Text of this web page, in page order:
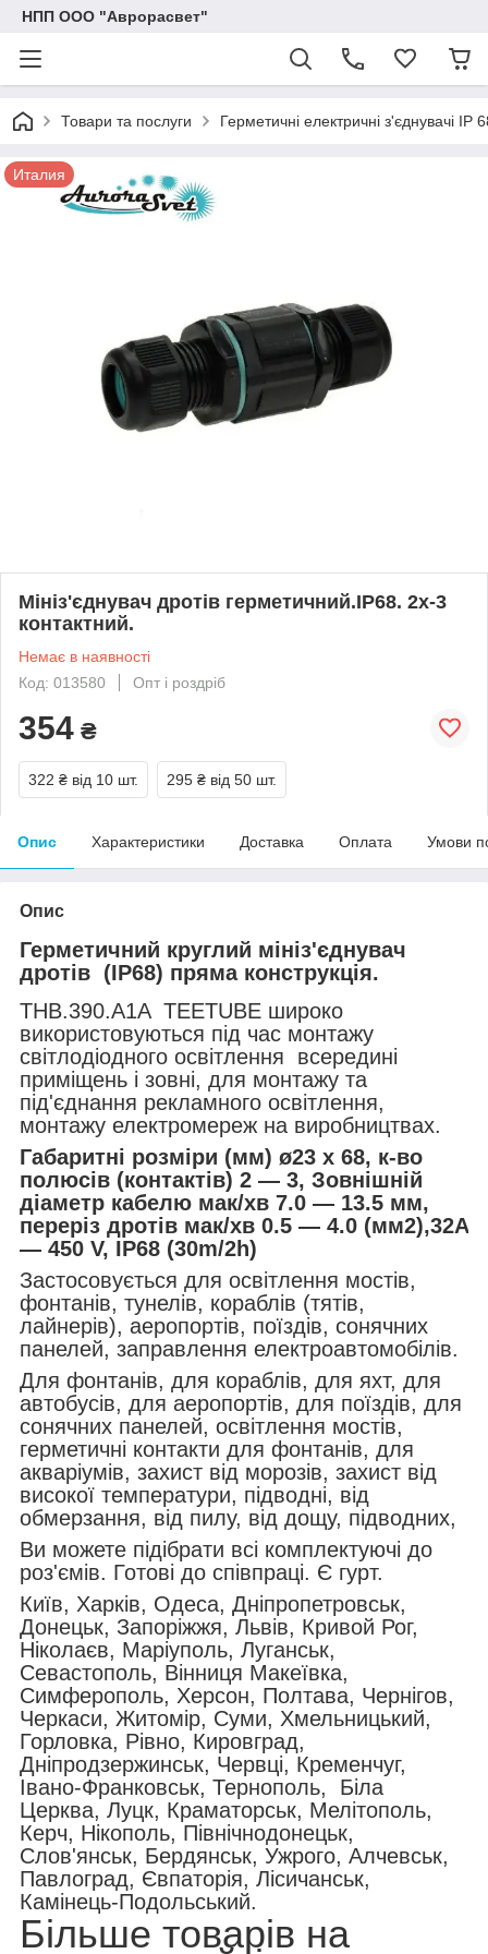
НПП ООО "Аврорасвет"
Товари та послуги Герметичні електричні з'єднувачі IP
Италия
Мініз'єднувач дротів герметичний.IP68. 2х-3
контактний.
Немає в наявності
Код: 013580
Опт і роздріб
354 ₴
322 ₴ від 10 шт. 295 ₴ від 50 шт.
Опис Характеристики Доставка Оплата Умови
Опис
Герметичний круглий мініз'єднувач
дротів (IP68) пряма конструкція.
THB.390.A1A TEETUBE широко
використовуються під час монтажу
світлодіодного освітлення всередині
приміщень і зовні, для монтажу та
під'єднання рекламного освітлення,
монтажу електромереж на виробництвах.
Габаритні розміри (мм) ø23 x 68, к-во
полюсів (контактів) 2 — 3, Зовнішній
діаметр кабелю мак/хв 7.0 — 13.5 мм,
переріз дротів мак/хв 0.5 — 4.0 (мм2),32A
— 450 V, IP68 (30m/2h)
Застосовується для освітлення мостів,
фонтанів, тунелів, кораблів (тятів,
лайнерів), аеропортів, поїздів, сонячних
панелей, заправлення електроавтомобілів.
Для фонтанів, для кораблів, для яхт, для
автобусів, для аеропортів, для поїздів, для
сонячних панелей, освітлення мостів,
герметичні контакти для фонтанів, для
акваріумів, захист від морозів, захист від
високої температури, підводні, від
обмерзання, від пилу, від дощу, підводних,
Ви можете підібрати всі комплектуючі до
роз'ємів. Готові до співпраці. Є гурт.
Київ, Харків, Одеса, Дніпропетровськ,
Донецьк, Запоріжжя, Львів, Кривой Рог,
Ніколаєв, Маріуполь, Луганськ,
Севастополь, Вінниця Макеївка,
Симферополь, Херсон, Полтава, Чернігов,
Черкаси, Житомір, Суми, Хмельницький,
Горловка, Рівно, Кировград,
Дніпродзержинськ, Червці, Кременчуг,
Івано-Франковськ, Тернополь, Біла
Церква, Луцк, Краматорськ, Мелітополь,
Керч, Нікополь, Північнодонецьк,
Слов'янськ, Бердянськ, Ужрого, Алчевськ,
Павлоград, Євпаторія, Лісичанськ,
Камінець-Подольський.
Більше товарів на